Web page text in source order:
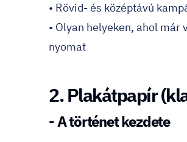
• Rövid- és középtávú
• Olyan helyeken, ahol
nyomat
2. Plakátpapír
- A történet kezdete